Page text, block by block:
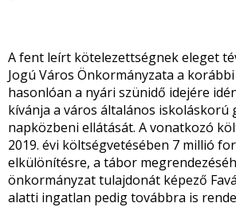
A fent leírt kötelezettségnek eleget
Jogú Város Önkormányzata a
hasonlóan a nyári szünidő idejére
kívánja a város általános iskoláskorú
napközbeni ellátását. A vonatkozó
2019. évi költségvetésében 7 millió
elkülönítésre, a tábor
önkormányzat tulajdonát képező
alatti ingatlan pedig továbbra is